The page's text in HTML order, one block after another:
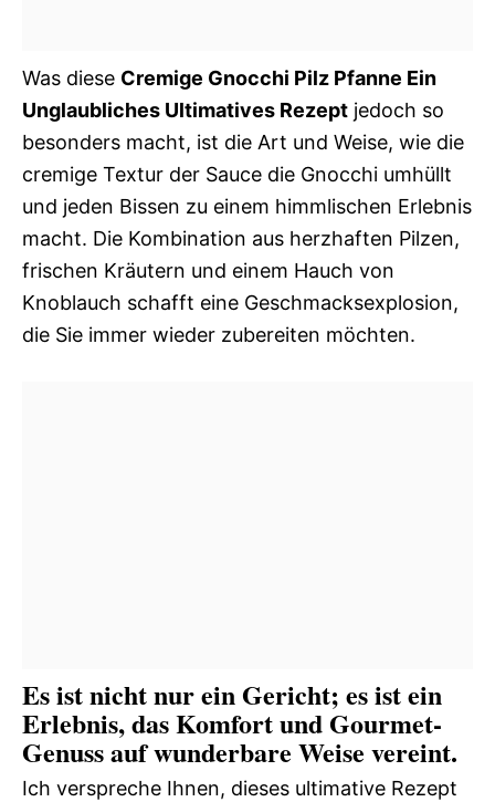
Was diese Cremige Gnocchi Pilz Pfanne Ein
Unglaubliches Ultimatives Rezept jedoch so
besonders macht, ist die Art und Weise, wie die
cremige Textur der Sauce die Gnocchi umhüllt
und jeden Bissen zu einem himmlischen Erlebnis
macht. Die Kombination aus herzhaften Pilzen,
frischen Kräutern und einem Hauch von
Knoblauch schafft eine Geschmacksexplosion,
die Sie immer wieder zubereiten möchten.
Es ist nicht nur ein Gericht; es ist ein
Erlebnis, das Komfort und Gourmet-
Genuss auf wunderbare Weise vereint.
Ich verspreche Ihnen, dieses ultimative Rezept